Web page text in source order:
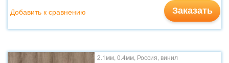
Заказать
Добавить к сравнению
2.1мм, 0.4мм, Россия, винил